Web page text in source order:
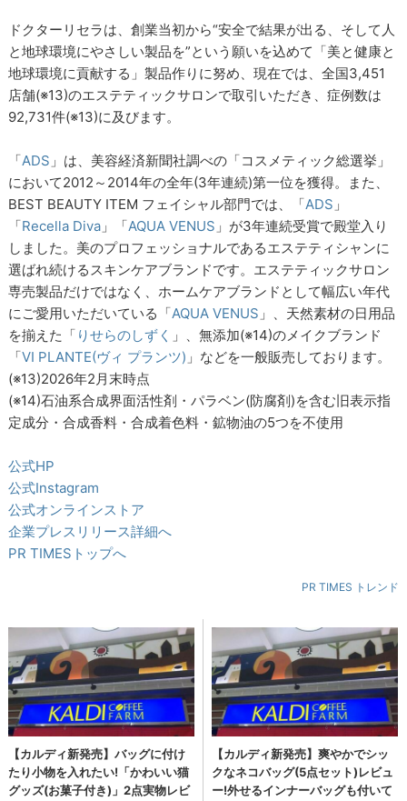
ドクターリセラは、創業当初から“安全で結果が出る、そして人
と地球環境にやさしい製品を”という願いを込めて「美と健康と
地球環境に貢献する」製品作りに努め、現在では、全国3,451
店舗(※13)のエステティックサロンで取引いただき、症例数は
92,731件(※13)に及びます。
「ADS 」は、美容経済新聞社調べの「コスメティック総選挙」
において2012～2014年の全年(3年連続)第一位を獲得。また、
BEST BEAUTY ITEM フェイシャル部門では、「ADS 」
「Recella Diva 」「AQUA VENUS 」が3年連続受賞で殿堂入り
しました。美のプロフェッショナルであるエステティシャンに
選ばれ続けるスキンケアブランドです。エステティックサロン
専売製品だけではなく、ホームケアブランドとして幅広い年代
にご愛用いただいている「AQUA VENUS 」、天然素材の日用品
を揃えた「 りせらのしずく 」、無添加(※14)のメイクブランド
「VI PLANTE(ヴィ プランツ) 」などを一般販売しております。
(※13)2026年2月末時点
(※14)石油系合成界面活性剤・パラベン(防腐剤)を含む旧表示指
定成分・合成香料・合成着色料・鉱物油の5つを不使用
公式HP
公式Instagram
公式オンラインストア
企業プレスリリース詳細へ
PR TIMESトップへ
PR TIMES トレンド